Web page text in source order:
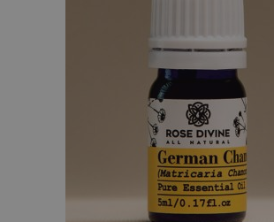
Add
to
cart